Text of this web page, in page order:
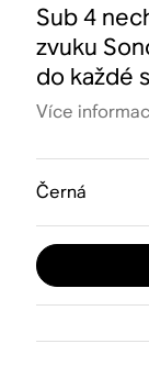
Sub 4
zvuku
do každé
Více
Černá